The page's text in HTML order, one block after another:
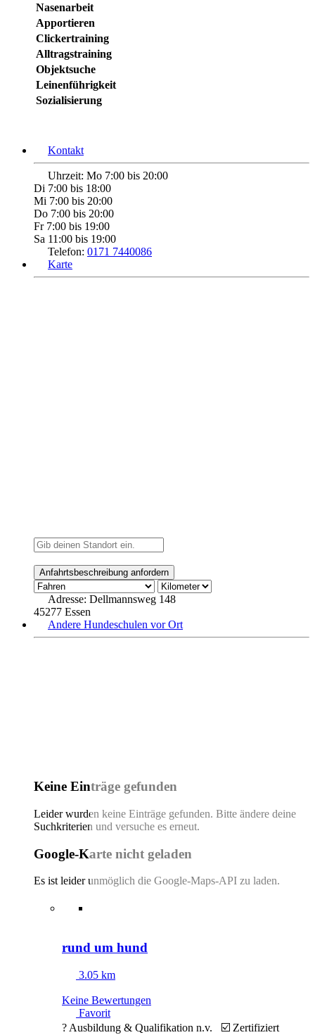
Nasenarbeit
Apportieren
Clickertraining
Alltragstraining
Objektsuche
Leinenführigkeit
Sozialisierung
Kontakt
Uhrzeit: Mo 7:00 bis 20:00
Di 7:00 bis 18:00
Mi 7:00 bis 20:00
Do 7:00 bis 20:00
Fr 7:00 bis 19:00
Sa 11:00 bis 19:00
Telefon: 0171 7440086
Karte
Keine Einträge gefunden
Leider wurden keine Einträge gefunden. Bitte ändere deine
Suchkriterien und versuche es erneut.
Google-Karte nicht geladen
Es ist leider unmöglich die Google-Maps-API zu laden.
Adresse: Dellmannsweg 148
45277 Essen
Andere Hundeschulen vor Ort
rund um hund
3.05 km
Keine Bewertungen
Favorit
? Ausbildung & Qualifikation n.v. ☑️ Zertifiziert